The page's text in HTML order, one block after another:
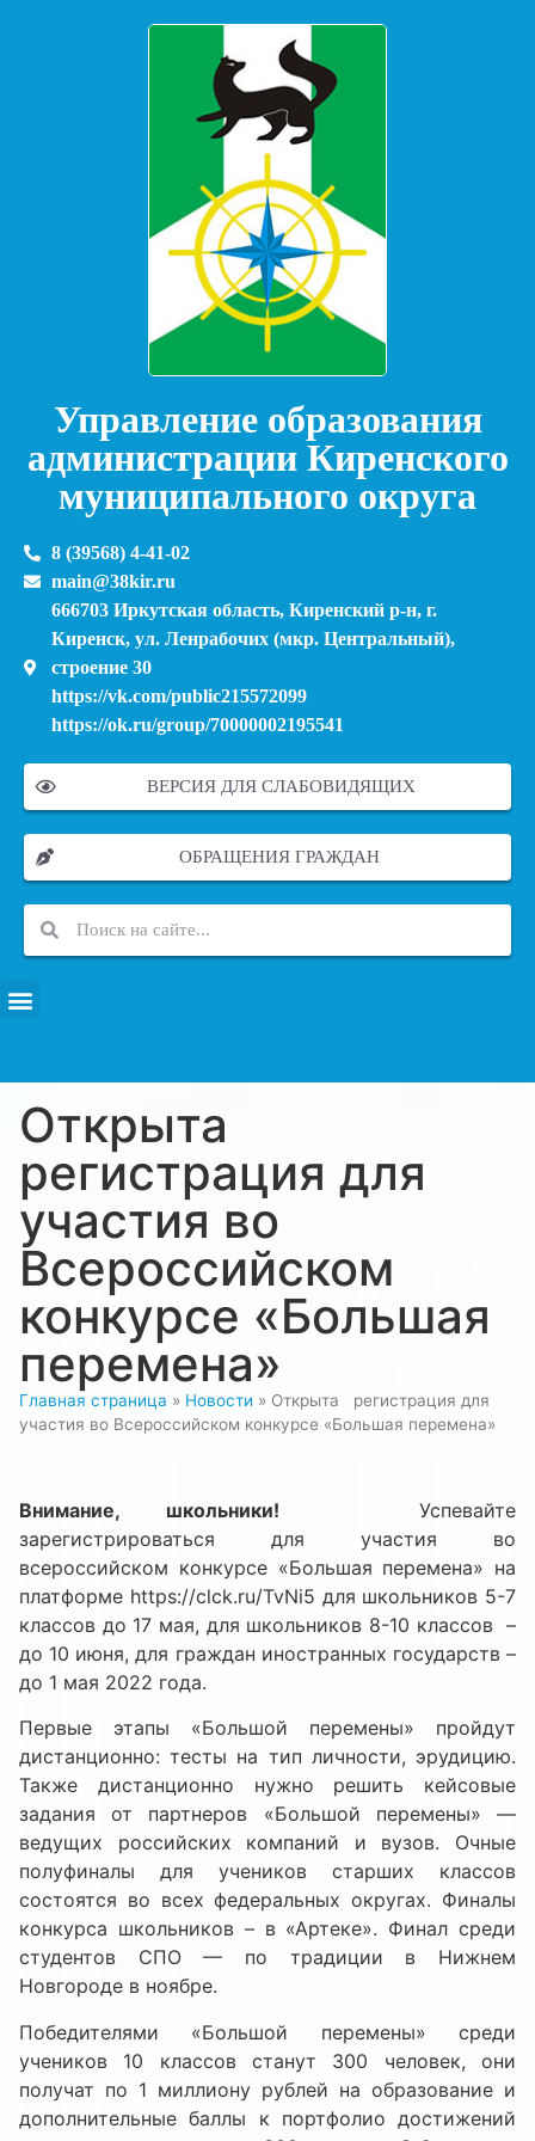
Управление образования
администрации Киренского
муниципального округа
8 (39568) 4-41-02
main@38kir.ru
666703 Иркутская область, Киренский р-н, г.
Киренск, ул. Ленрабочих (мкр. Центральный),
строение 30
https://vk.com/public215572099
https://ok.ru/group/70000002195541
ВЕРСИЯ ДЛЯ СЛАБОВИДЯЩИХ
ОБРАЩЕНИЯ ГРАЖДАН
Открыта
регистрация для
участия во
Всероссийском
конкурсе «Большая
перемена»
Главная страница » Новости » Открыта регистрация для
участия во Всероссийском конкурсе «Большая перемена»
Внимание, школьники!
Успевайте
зарегистрироваться для участия во
всероссийском конкурсе «Большая перемена» на
платформе https://clck.ru/TvNi5 для школьников 5-7
классов до 17 мая, для школьников 8-10 классов –
до 10 июня, для граждан иностранных государств –
до 1 мая 2022 года.
Первые этапы «Большой перемены» пройдут
дистанционно: тесты на тип личности, эрудицию.
Также дистанционно нужно решить кейсовые
задания от партнеров «Большой перемены» —
ведущих российских компаний и вузов. Очные
полуфиналы для учеников старших классов
состоятся во всех федеральных округах. Финалы
конкурса школьников – в «Артеке». Финал среди
студентов СПО — по традиции в Нижнем
Новгороде в ноябре.
Победителями «Большой перемены» среди
учеников 10 классов станут 300 человек, они
получат по 1 миллиону рублей на образование и
дополнительные баллы к портфолио достижений